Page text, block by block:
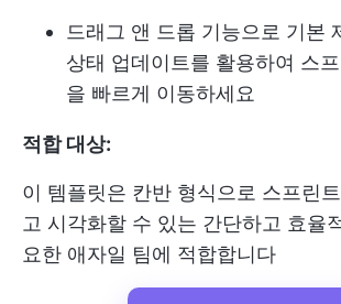
드래그 앤 드롭 기능으로 기본
상태 업데이트를 활용하여 스
을 빠르게 이동하세요
적합 대상:
이 템플릿은 칸반 형식으로 스프린
고 시각화할 수 있는 간단하고 효율
요한 애자일 팀에 적합합니다